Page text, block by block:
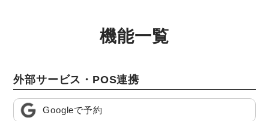
機能一覧
外部サービス・POS連携
Googleで予約